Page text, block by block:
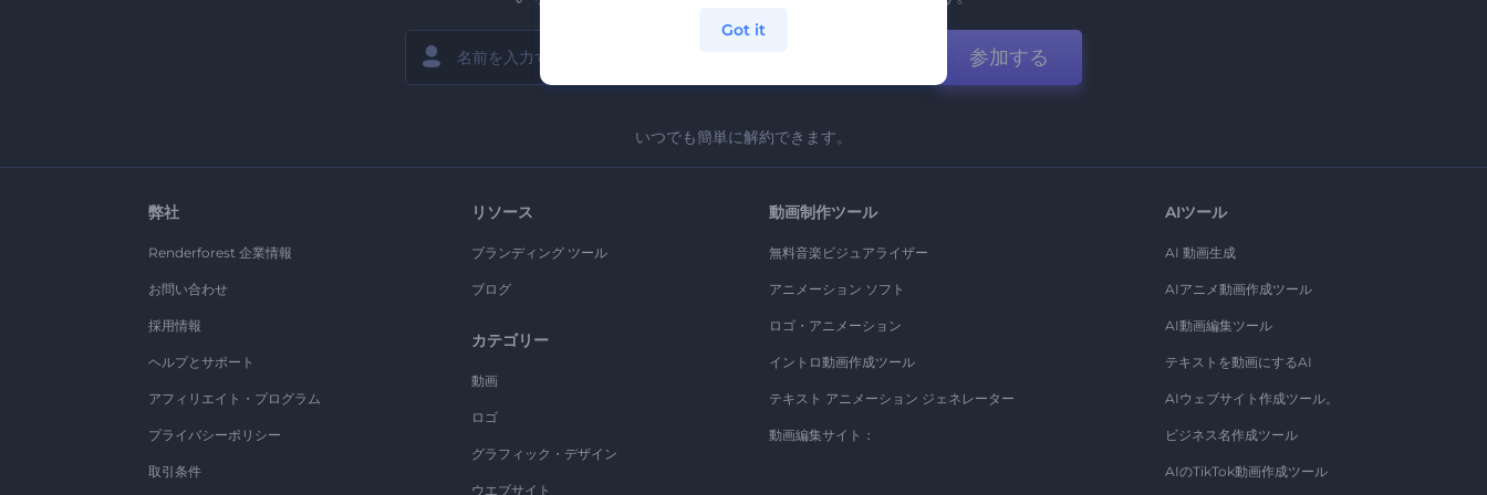
参加する
いつでも簡単に解約できます。
弊社
Renderforest 企業情報
お問い合わせ
採用情報
ヘルプとサポート
アフィリエイト・プログラム
プライバシーポリシー
取引条件
リソース
ブランディング ツール
ブログ
カテゴリー
動画
ロゴ
グラフィック・デザイン
ウエブサイト
動画制作ツール
無料音楽ビジュアライザー
アニメーション ソフト
ロゴ・アニメーション
イントロ動画作成ツール
テキスト アニメーション ジェネレーター
動画編集サイト：
AIツール
AI 動画生成
AIアニメ動画作成ツール
AI動画編集ツール
テキストを動画にするAI
AIウェブサイト作成ツール。
ビジネス名作成ツール
AIのTikTok動画作成ツール
Got it